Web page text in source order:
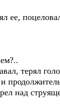
ее,
терял
над